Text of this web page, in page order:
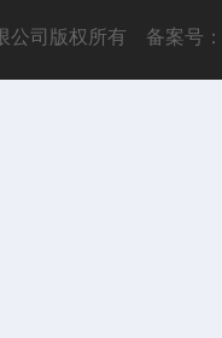
公司版权所有 备案号